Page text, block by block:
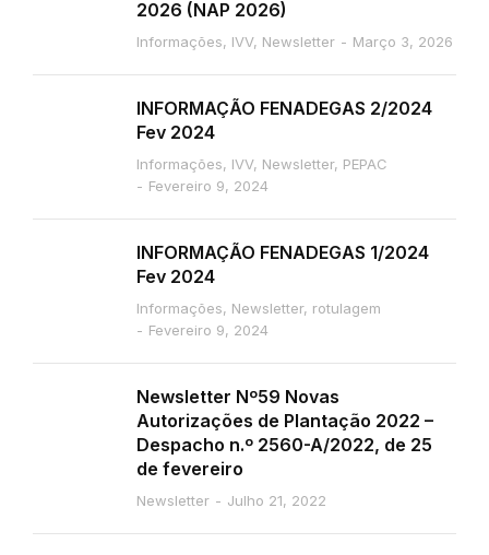
2026 (NAP 2026)
Informações, IVV, Newsletter Março 3, 2026
INFORMAÇÃO FENADEGAS 2/2024
Fev 2024
Informações, IVV, Newsletter, PEPAC
Fevereiro 9, 2024
INFORMAÇÃO FENADEGAS 1/2024
Fev 2024
Informações, Newsletter, rotulagem
Fevereiro 9, 2024
Newsletter Nº59 Novas
Autorizações de Plantação 2022 –
Despacho n.º 2560-A/2022, de 25
de fevereiro
Newsletter Julho 21, 2022